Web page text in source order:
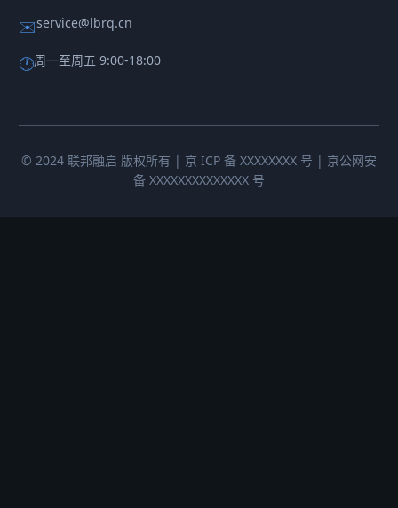
✉️service@lbrq.cn
🕐周一至周五 9:00-18:00
© 2024 联邦融启 版权所有 | 京 ICP 备 XXXXXXXX 号 | 京公网安
备 XXXXXXXXXXXXXX 号